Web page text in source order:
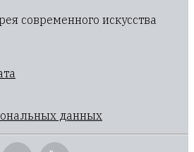
современного искусства
данных